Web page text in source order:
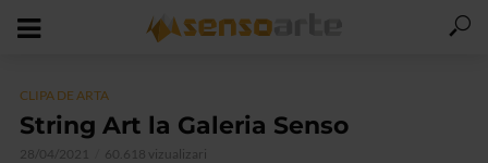
CLIPA DE ARTA
String Art la Galeria Senso
28/04/2021 60.618 vizualizari